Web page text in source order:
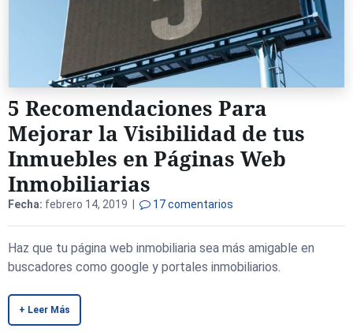
5 Recomendaciones Para
Mejorar la Visibilidad de tus
Inmuebles en Páginas Web
Inmobiliarias
Fecha: febrero 14, 2019 | 17 comentarios
Haz que tu página web inmobiliaria sea más amigable en
buscadores como google y portales inmobiliarios.
+ Leer Más